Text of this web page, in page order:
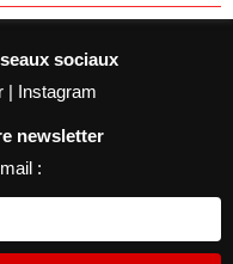
sociaux
| Instagram
newsletter
: